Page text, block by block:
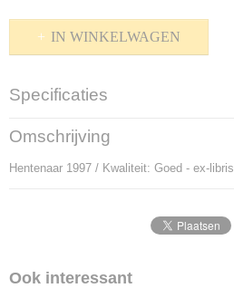
IN WINKELWAGEN
Specificaties
Productcode
P-906276
Bruto gewicht
Omschrijving
Hentenaar 1997 / Kwaliteit: Goed - ex-libris
Ook interessant